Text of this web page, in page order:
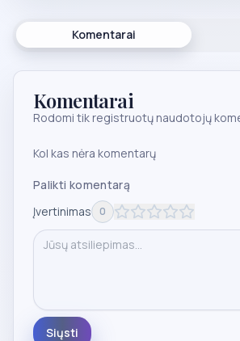
Komentarai
Komentarai
Rodomi tik registruotų naudotojų
Kol kas nėra komentarų
Palikti komentarą
Įvertinimas
0
Siųsti